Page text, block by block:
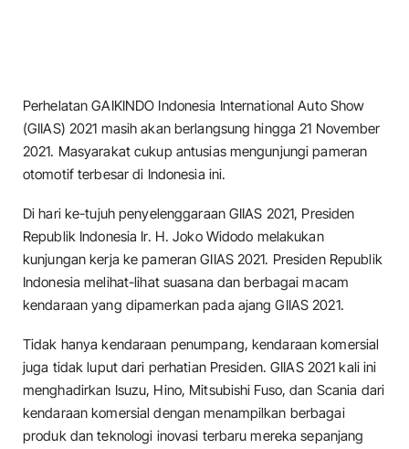
Perhelatan GAIKINDO Indonesia International Auto Show
(GIIAS) 2021 masih akan berlangsung hingga 21 November
2021. Masyarakat cukup antusias mengunjungi pameran
otomotif terbesar di Indonesia ini.
Di hari ke-tujuh penyelenggaraan GIIAS 2021, Presiden
Republik Indonesia Ir. H. Joko Widodo melakukan
kunjungan kerja ke pameran GIIAS 2021. Presiden Republik
Indonesia melihat-lihat suasana dan berbagai macam
kendaraan yang dipamerkan pada ajang GIIAS 2021.
Tidak hanya kendaraan penumpang, kendaraan komersial
juga tidak luput dari perhatian Presiden. GIIAS 2021 kali ini
menghadirkan Isuzu, Hino, Mitsubishi Fuso, dan Scania dari
kendaraan komersial dengan menampilkan berbagai
produk dan teknologi inovasi terbaru mereka sepanjang